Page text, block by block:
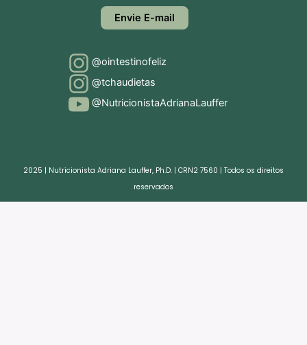
Envie E-mail
@ointestinofeliz
@tchaudietas
@NutricionistaAdrianaLauffer
2025 | Nutricionista Adriana Lauffer, Ph.D. | CRN2 7560 | Todos os direitos
reservados